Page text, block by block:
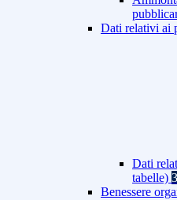
Dati relativi ai
Dati
tabelle) 3
Benessere